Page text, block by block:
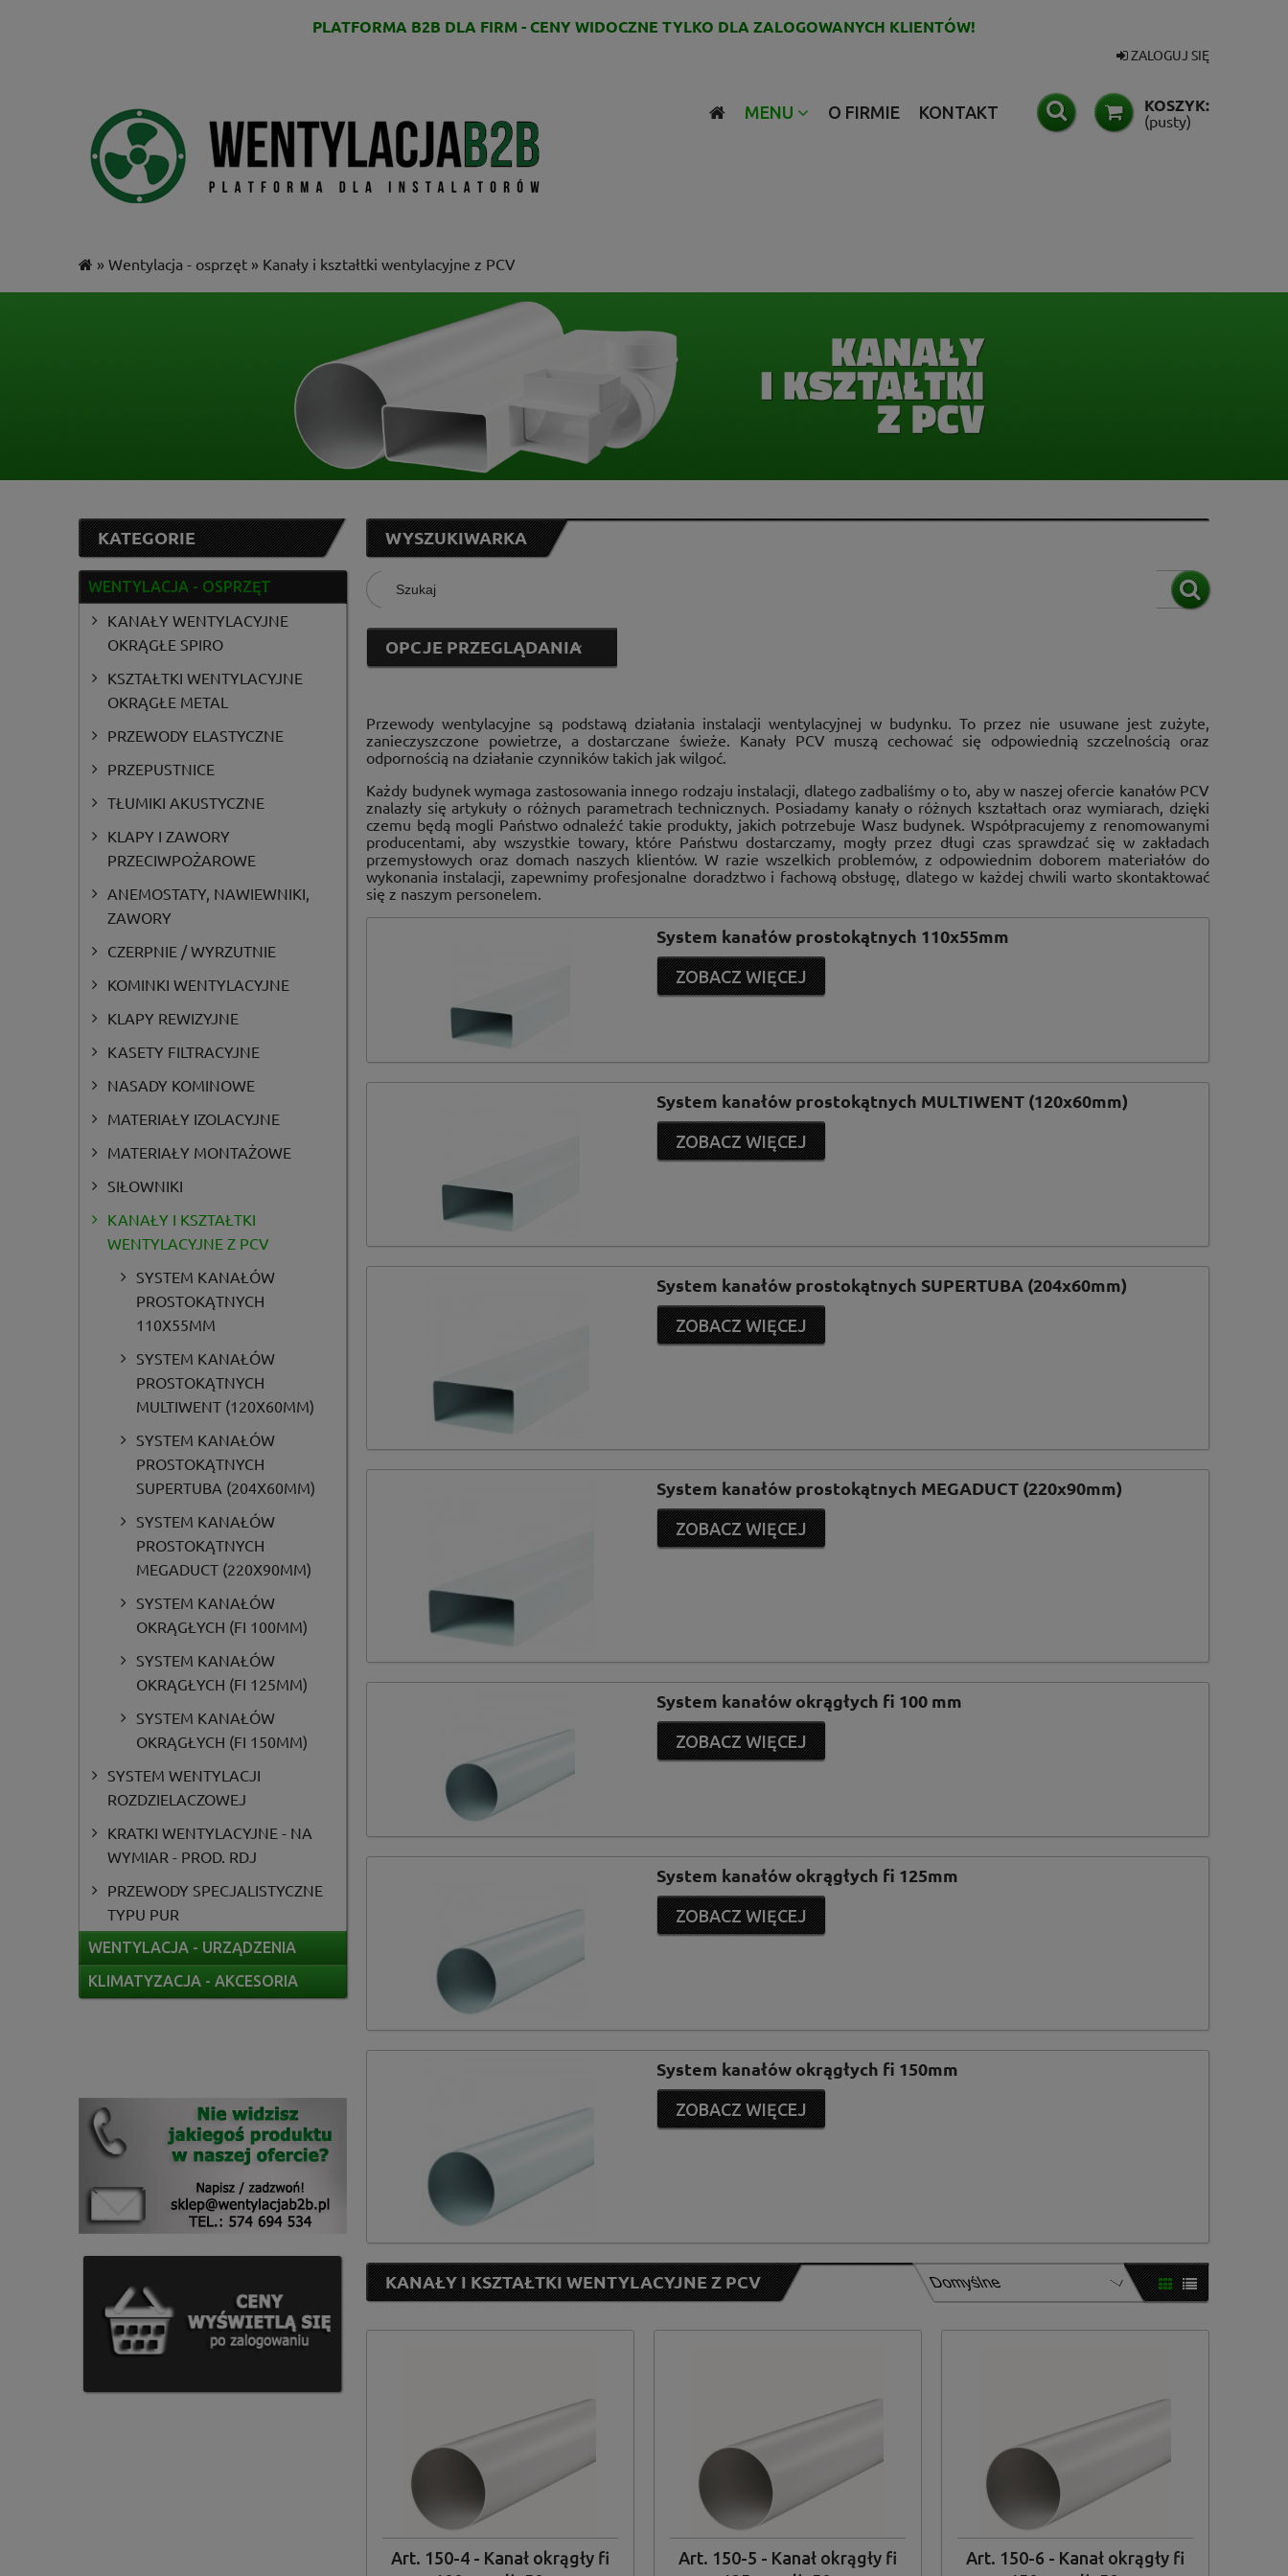
PLATFORMA B2B DLA FIRM - CENY WIDOCZNE TYLKO DLA ZALOGOWANYCH KLIENTÓW!
ZALOGUJ SIĘ
KOSZYK:
(pusty)
MENU O FIRMIE KONTAKT
» Wentylacja - osprzęt » Kanały i kształtki wentylacyjne z PCV
KATEGORIE
WENTYLACJA - OSPRZĘT
KANAŁY WENTYLACYJNE
OKRĄGŁE SPIRO
KSZTAŁTKI WENTYLACYJNE
OKRĄGŁE METAL
PRZEWODY ELASTYCZNE
PRZEPUSTNICE
TŁUMIKI AKUSTYCZNE
KLAPY I ZAWORY
PRZECIWPOŻAROWE
ANEMOSTATY, NAWIEWNIKI,
ZAWORY
CZERPNIE / WYRZUTNIE
KOMINKI WENTYLACYJNE
KLAPY REWIZYJNE
KASETY FILTRACYJNE
NASADY KOMINOWE
MATERIAŁY IZOLACYJNE
MATERIAŁY MONTAŻOWE
SIŁOWNIKI
KANAŁY I KSZTAŁTKI
WENTYLACYJNE Z PCV
SYSTEM KANAŁÓW
PROSTOKĄTNYCH
110X55MM
SYSTEM KANAŁÓW
PROSTOKĄTNYCH
MULTIWENT (120X60MM)
SYSTEM KANAŁÓW
PROSTOKĄTNYCH
SUPERTUBA (204X60MM)
SYSTEM KANAŁÓW
PROSTOKĄTNYCH
MEGADUCT (220X90MM)
SYSTEM KANAŁÓW
OKRĄGŁYCH (FI 100MM)
SYSTEM KANAŁÓW
OKRĄGŁYCH (FI 125MM)
SYSTEM KANAŁÓW
OKRĄGŁYCH (FI 150MM)
SYSTEM WENTYLACJI
ROZDZIELACZOWEJ
KRATKI WENTYLACYJNE - NA
WYMIAR - PROD. RDJ
PRZEWODY SPECJALISTYCZNE
TYPU PUR
WENTYLACJA - URZĄDZENIA
KLIMATYZACJA - AKCESORIA
WYSZUKIWARKA
OPCJE PRZEGLĄDANIA
Vents Group (108)
od
do FILTRUJ
Przewody wentylacyjne są podstawą działania instalacji wentylacyjnej w budynku. To przez nie usuwane jest zużyte,
zanieczyszczone powietrze, a dostarczane świeże. Kanały PCV muszą cechować się odpowiednią szczelnością oraz
odpornością na działanie czynników takich jak wilgoć.
Każdy budynek wymaga zastosowania innego rodzaju instalacji, dlatego zadbaliśmy o to, aby w naszej ofercie kanałów PCV
znalazły się artykuły o różnych parametrach technicznych. Posiadamy kanały o różnych kształtach oraz wymiarach, dzięki
czemu będą mogli Państwo odnaleźć takie produkty, jakich potrzebuje Wasz budynek. Współpracujemy z renomowanymi
producentami, aby wszystkie towary, które Państwu dostarczamy, mogły przez długi czas sprawdzać się w zakładach
przemysłowych oraz domach naszych klientów. W razie wszelkich problemów, z odpowiednim doborem materiałów do
wykonania instalacji, zapewnimy profesjonalne doradztwo i fachową obsługę, dlatego w każdej chwili warto skontaktować
się z naszym personelem.
System kanałów prostokątnych 110x55mm
ZOBACZ WIĘCEJ
System kanałów prostokątnych MULTIWENT (120x60mm)
ZOBACZ WIĘCEJ
System kanałów prostokątnych SUPERTUBA (204x60mm)
ZOBACZ WIĘCEJ
System kanałów prostokątnych MEGADUCT (220x90mm)
ZOBACZ WIĘCEJ
System kanałów okrągłych fi 100 mm
ZOBACZ WIĘCEJ
System kanałów okrągłych fi 125mm
ZOBACZ WIĘCEJ
System kanałów okrągłych fi 150mm
ZOBACZ WIĘCEJ
KANAŁY I KSZTAŁTKI WENTYLACYJNE Z PCV
Art. 150-4 - Kanał okrągły fi
Art. 150-5 - Kanał okrągły fi
Art. 150-6 - Kanał okrągły fi